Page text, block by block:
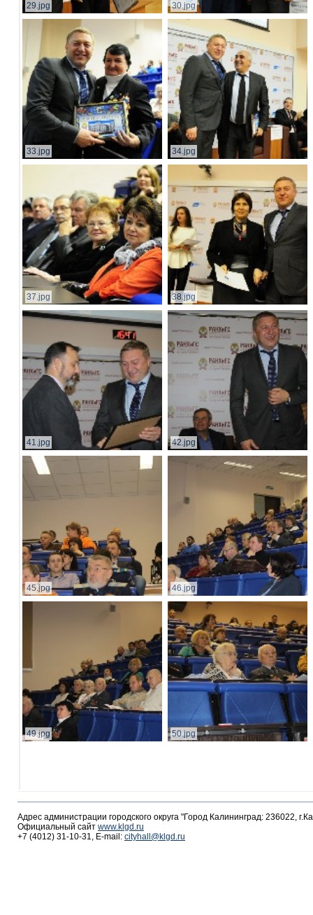
29.jpg 30.jpg
33.jpg 34.jpg
37.jpg 38.jpg
41.jpg 42.jpg
45.jpg 46.jpg
49.jpg 50.jpg
Адрес администрации городского округа "Город Калининград: 236022,
Официальный сайт www.klgd.ru
+7 (4012) 31-10-31, E-mail: cityhall@klgd.ru